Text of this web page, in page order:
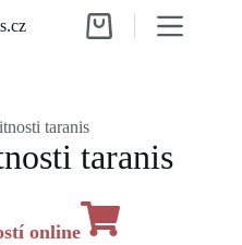
Shopping
taranis
online